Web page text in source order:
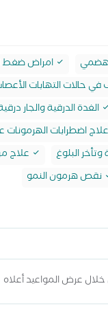
امراض ضغط
في حالات التهابات
الغدة الدرقية والجار
علاج اضطرابات الهرمونات
البلوغ علاج
نقص هرمون النمو